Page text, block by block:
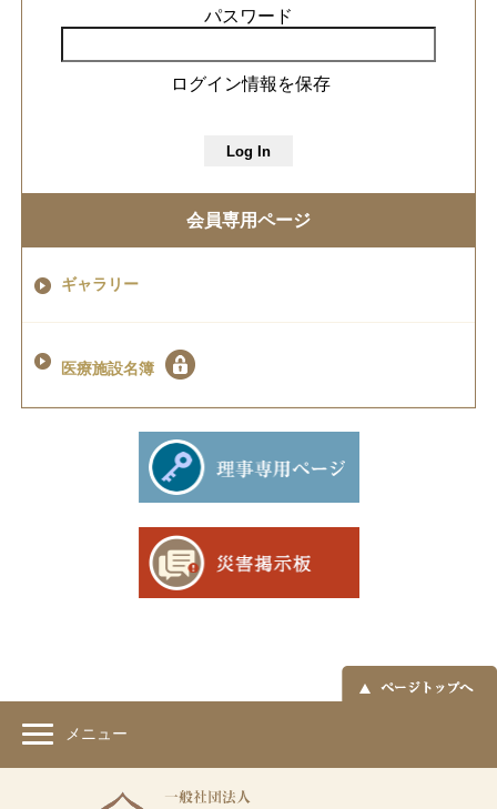
パスワード
ログイン情報を保存
会員専用ページ
ギャラリー
医療施設名簿
メニュー